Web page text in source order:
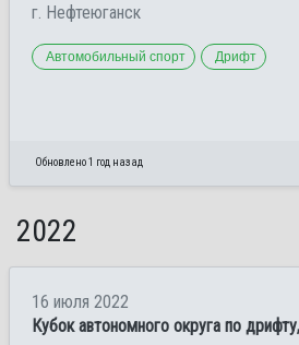
г. Нефтеюганск
Автомобильный спорт Дрифт
Обновлено 1 год назад
2022
16 июля 2022
Кубок автономного округа по